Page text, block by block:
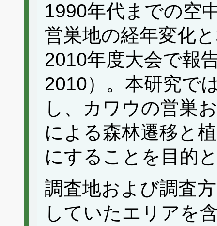
1990年代までの空
営巣地の経年変化
2010年度大会で
2010）。本研究で
し、カワウの営巣
による森林遷移と
にすることを目的
調査地および調査
していたエリアを